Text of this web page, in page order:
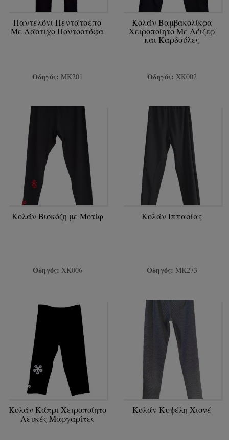
Παντελόνι Πεντάτσεπο
Με Λάστιχο Ποντοστόφα
Οδηγός: ΜΚ201
Κολάν Βαμβακολίκρα
Χειροποίητο Με Λέιζερ
και Καρδούλες
Οδηγός: ΧΚ002
Κολάν Βισκόζη με Μοτίφ
Οδηγός: ΧΚ006
Κολάν Ιππασίας
Οδηγός: ΜΚ273
Κολάν Κάπρι Χειροποίητο
Λευκές Μαργαρίτες
Κολάν Κυψέλη Χιονέ